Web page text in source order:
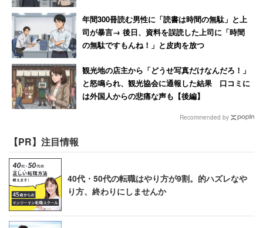
年間300冊読む男性に「読書は時間の無駄」と上
司が暴言→ 後日、資料を誤読した上司に「時間
の無駄ですもんね！」と皮肉を放つ
観光地の店主から「どうせ写真だけなんだろ！」
と怒鳴られ、観光協会に通報した結果 口コミに
は外国人からの悲痛な声も【後編】
Recommended by
【PR】注目情報
40代・50代の転職はやり方が9割。的ハズレなや
り方、終わりにしませんか